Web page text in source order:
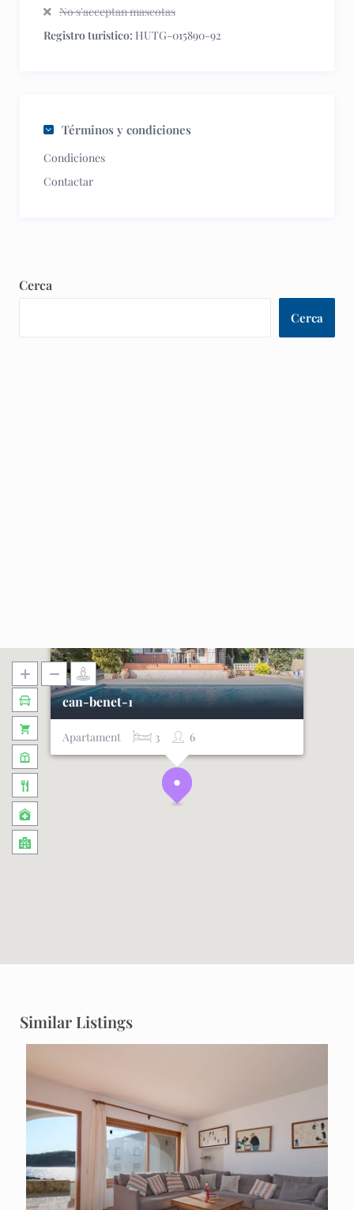
No s'acceptan mascotas
Registro turistico: HUTG-015890-92
Términos y condiciones
Condiciones
Contactar
Cerca
Cerca
can-benet-1
Apartament 6
3
Similar Listings